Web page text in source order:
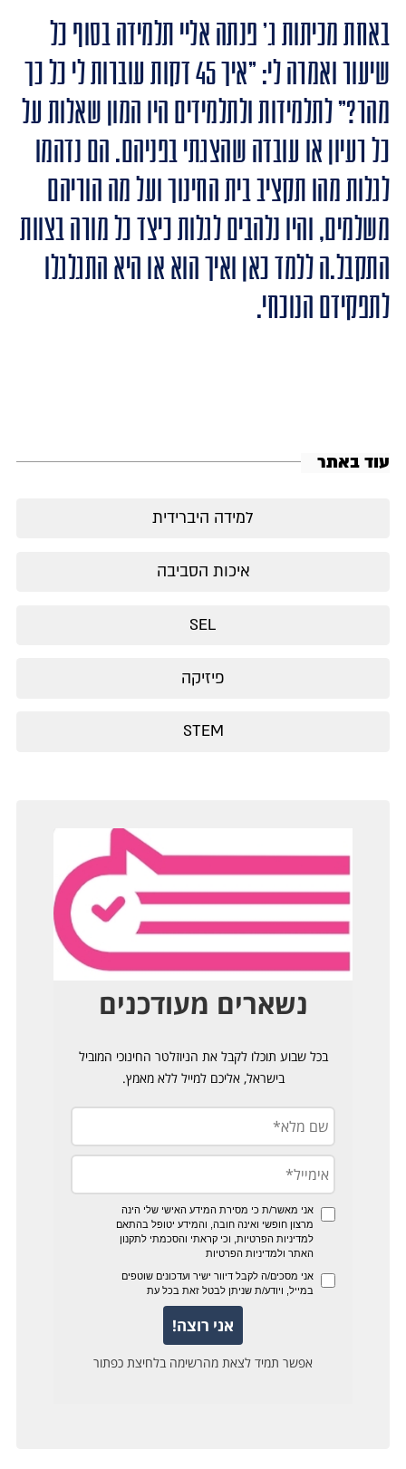
מכיתות ג' פנתה אליי תלמידה בסוף כל
שיעור ואמרה לי: "איך 45 דקות עוברות לי כל כך
לתלמידות ולתלמידים היו המון שאלות על
רעיון או עובדה שהצגתי בפניהם. הם נדהמו
מהו תקציב בית החינוך ועל מה הוריהם
והיו נלהבים לגלות כיצד כל מורה בצוות
ללמד כאן ואיך הוא או היא התגלגלו
הנוכחי.
באתר
למידה היברידית
איכות הסביבה
SEL
פיזיקה
STEM